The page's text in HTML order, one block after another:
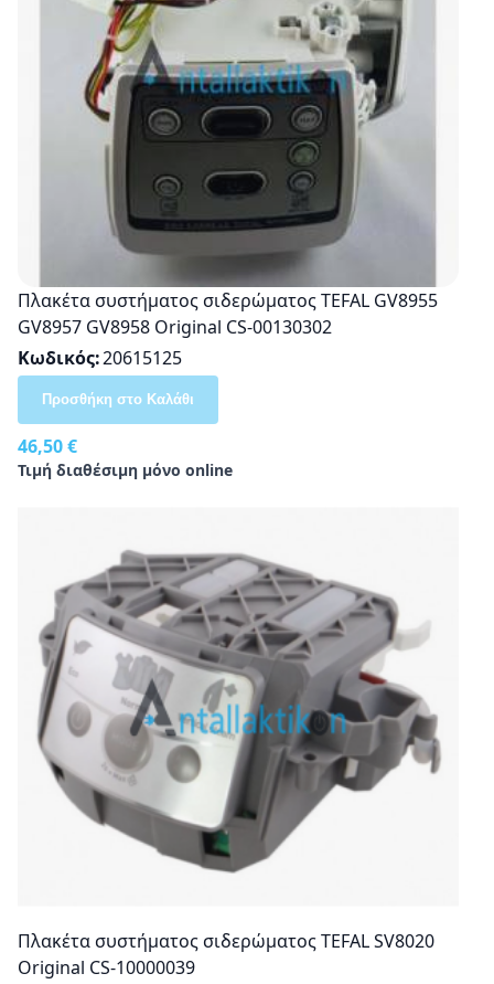
Πλακέτα συστήματος σιδερώματος TEFAL GV8955
GV8957 GV8958 Original CS-00130302
Κωδικός 20615125
46,50 €
Τιμή διαθέσιμη μόνο online
Προσθήκη στο Καλάθι
Πλακέτα συστήματος σιδερώματος TEFAL SV8020
Original CS-10000039